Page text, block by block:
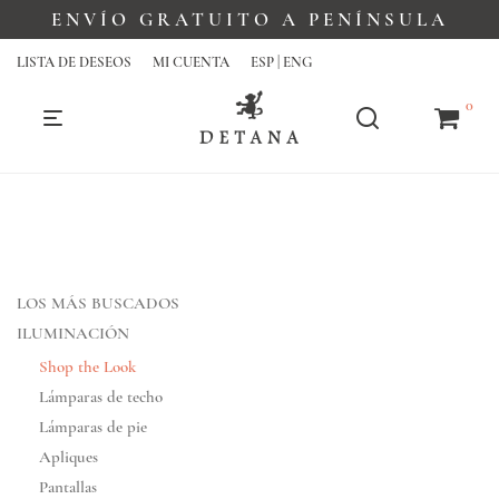
ENVÍO GRATUITO A PENÍNSULA
LISTA DE DESEOS MI CUENTA ESP | ENG
0
LOS MÁS BUSCADOS
ILUMINACIÓN
Shop the Look
Lámparas de techo
Lámparas de pie
Apliques
Pantallas